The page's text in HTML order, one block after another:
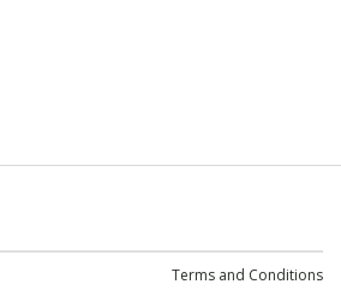
Terms and Conditions